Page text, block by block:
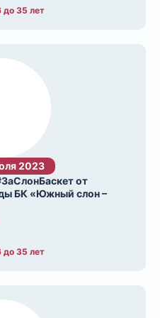
до 35 лет
2023
от
БК «Южный слон –
до 35 лет